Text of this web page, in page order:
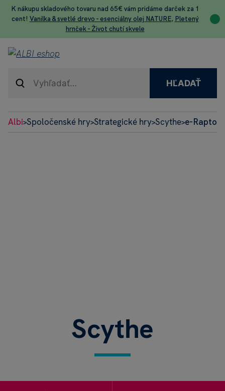
K nákupu skladového tovaru nad 65€ vám pridáme darček za 1
cent! Vanilka & svetlé drevo - esenciálny olej NATURE, Pletený
hrnček - Život chutí skvele
HĽADAŤ
Albi>Spoločenské hry>Strategické hry>Scythe>e-Raptor
Scythe